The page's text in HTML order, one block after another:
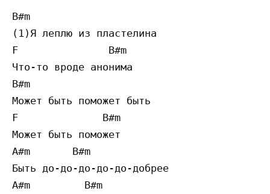
B#m
(1)Я леплю из пластелина
F               B#m
Что-то вроде анонима
B#m
Может быть поможет быть
F              B#m
Может быть поможет
A#m       B#m
Быть до-до-до-до-до-добрее
A#m         B#m